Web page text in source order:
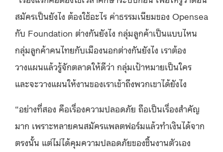
สมัครเป็นยังไง ต้องใช้อะไร ค่าธรรมเนียมของ Opensea
กับ Foundation ต่างกันยังไง กลุ่มลูกค้าเป็นแบบไหน
กลุ่มลูกค้าคนไทยกับเมืองนอกต่างกันยังไง เราต้อง
วางแผนแล้วรู้จักตลาดให้ดีว่า กลุ่มเป้าหมายเป็นใคร
และจะวางแผนให้งานของเราเข้าถึงพวกเขาได้ยังไง
“อย่างที่สอง คือเรื่องความปลอดภัย ถือเป็นเรื่องสำคัญ
มาก เพราะหลายคนสมัครแพลตฟอร์มแล้วทำเงินได้จาก
ตรงนั้น แต่ไม่ได้คุมความปลอดภัยของชิ้นงานตัวเอง